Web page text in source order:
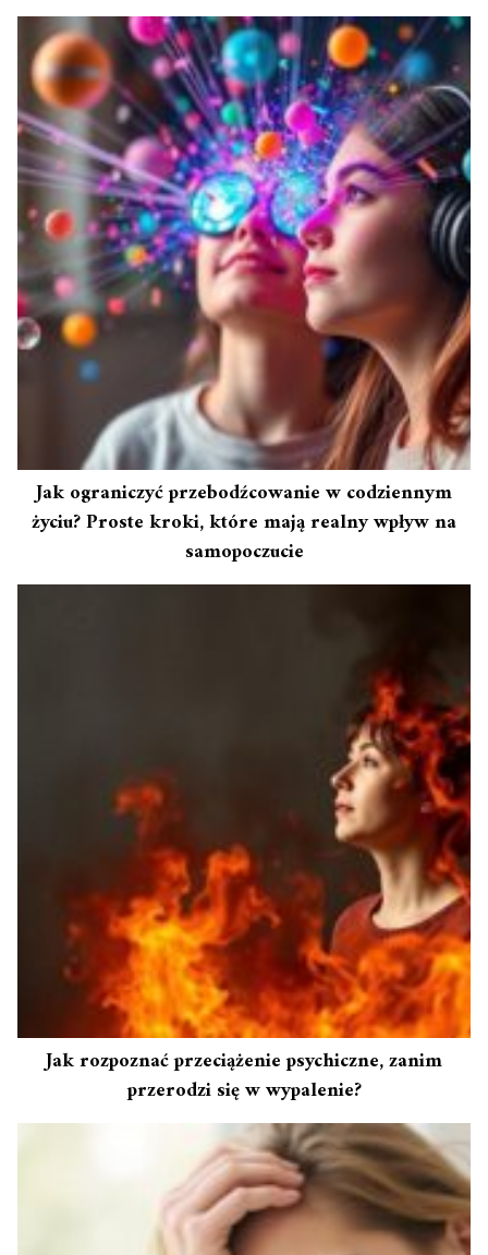
Jak ograniczyć przebodźcowanie w codziennym
życiu? Proste kroki, które mają realny wpływ na
samopoczucie
Jak rozpoznać przeciążenie psychiczne, zanim
przerodzi się w wypalenie?